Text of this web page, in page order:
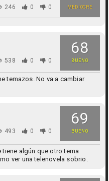
MEDIOCRE
246 0 0
68
BUENO
538 0 0
temazos. No va a cambiar
69
BUENO
493 0 0
algún que otro tema
ver una telenovela sobrio.